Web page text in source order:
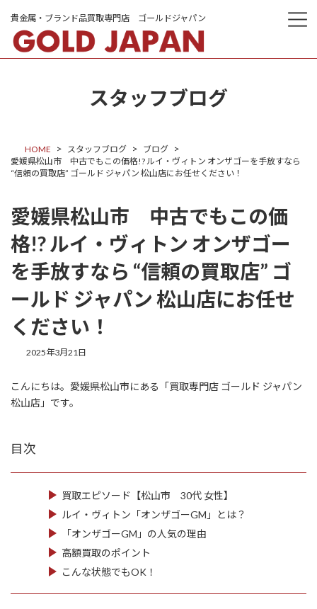
スタッフブログ
HOME スタッフブログ
ブログ
愛媛県松山市 中古でもこの価格!? ルイ・ヴィトン オンザゴーを手放すなら
“信頼の買取店” ゴールド ジャパン 松山店にお任せください！
愛媛県松山市 中古でもこの価
格!? ルイ・ヴィトン オンザゴー
を手放すなら “信頼の買取店” ゴ
ールド ジャパン 松山店にお任せ
ください！
2025年3月21日
こんにちは。愛媛県松山市にある「買取専門店 ゴールド ジャパン
松山店」です。
目次
買取エピソード【松山市 30代 女性】
ルイ・ヴィトン「オンザゴーGM」とは？
「オンザゴーGM」の人気の理由
高額買取のポイント
こんな状態でもOK！